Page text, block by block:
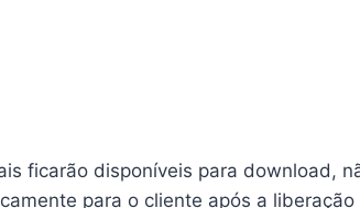
ficarão disponíveis para download,
para o cliente após a